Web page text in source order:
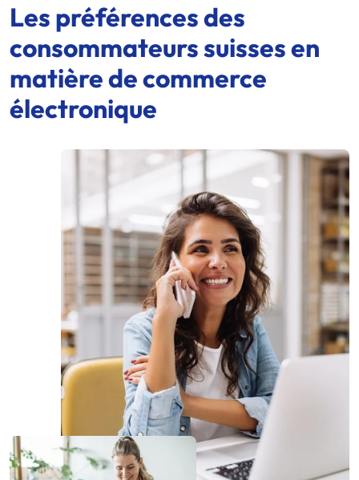
Les préférences des
consommateurs suisses en
matière de commerce
électronique